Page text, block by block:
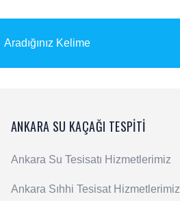
ANKARA SU KAÇAĞI TESPITI
Ankara Su Tesisatı Hizmetlerimiz
Ankara Sıhhi Tesisat Hizmetlerimiz